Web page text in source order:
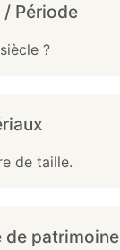
/ Période
siècle ?
de taille.
de patrimoine